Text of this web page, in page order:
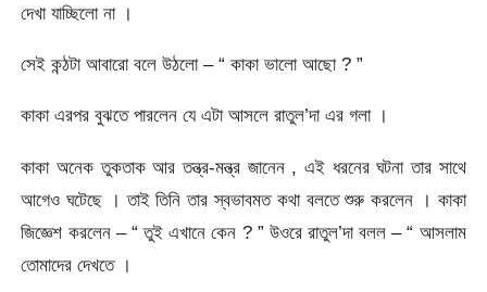
দেখা যাচ্ছিলো না ।
সেই কন্ঠটা আবারো বলে উঠলো – “ কাকা ভালো আছো ? ”
কাকা এরপর বুঝতে পারলেন যে এটা আসলে রাতুল’দা এর গলা ।
কাকা অনেক তুকতাক আর তন্ত্র-মন্ত্র জানেন , এই ধরনের ঘটনা তার সাথে
আগেও ঘটেছে । তাই তিনি তার স্বভাবমত কথা বলতে শুরু করলেন । কাকা
জিজ্ঞেশ করলেন – “ তুই এখানে কেন ? ” উওরে রাতুল’দা বলল – “ আসলাম
তোমাদের দেখতে ।